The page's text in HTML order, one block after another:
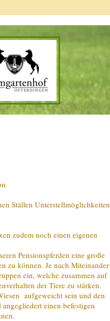
Ställen Unterstellmöglichkeiten
zudem noch einen eigenen
Pensionspferden eine große
zu können. Je nach Miteinander
ein, welche zusammen auf
der Tiere zu stärken.
aufgeweicht sein und den
einen befestigen